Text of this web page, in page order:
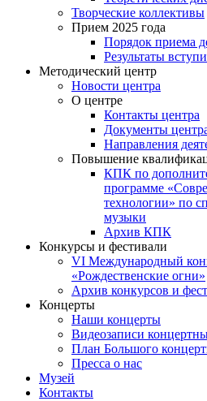
Творческие коллективы
Прием 2025 года
Порядок приема
Результаты
Методический центр
Новости центра
О центре
Контакты центра
Документы
Направления
Повышение
КПК по
программе
технологии» по
музыки
Архив КПК
Конкурсы и фестивали
VI Международный
«Рождественские огни»
Архив конкурсов и
Концерты
Наши концерты
Видеозаписи
План Большого
Пресса о нас
Музей
Контакты